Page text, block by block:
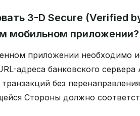
3-D Secure (Verified
мобильном приложении?
приложении необходимо
адреса банковского сервера
без
Стороны должно